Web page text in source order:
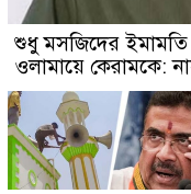
শুধু মসজিদের ইমামতি
ওলামায়ে কেরামকে: